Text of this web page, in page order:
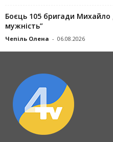
Боєць 105 бригади
мужність”
Чепіль Олена - 06.08.2026